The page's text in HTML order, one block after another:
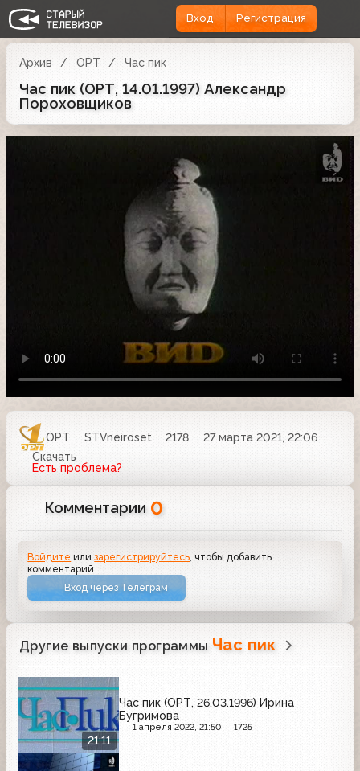
Вход Регистрация
Архив ОРТ Час пик
Час пик (ОРТ, 14.01.1997) Александр
Пороховщиков
ОРТ STVneiroset 2178
27 марта 2021, 22:06
Скачать
Есть проблема?
Комментарии 0
Войдите илизарегистрируйтесь, чтобы добавить
комментарий
Вход через Телеграм
Другие выпуски программы Час пик
21:11
Час пик (ОРТ, 26.03.1996) Ирина
Бугримова
1 апреля 2022, 21:50 1725